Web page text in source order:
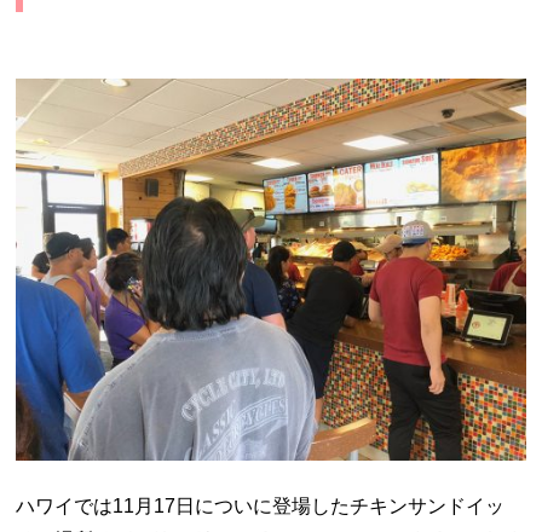
ハワイでは11月17日についに登場したチキンサンドイッ